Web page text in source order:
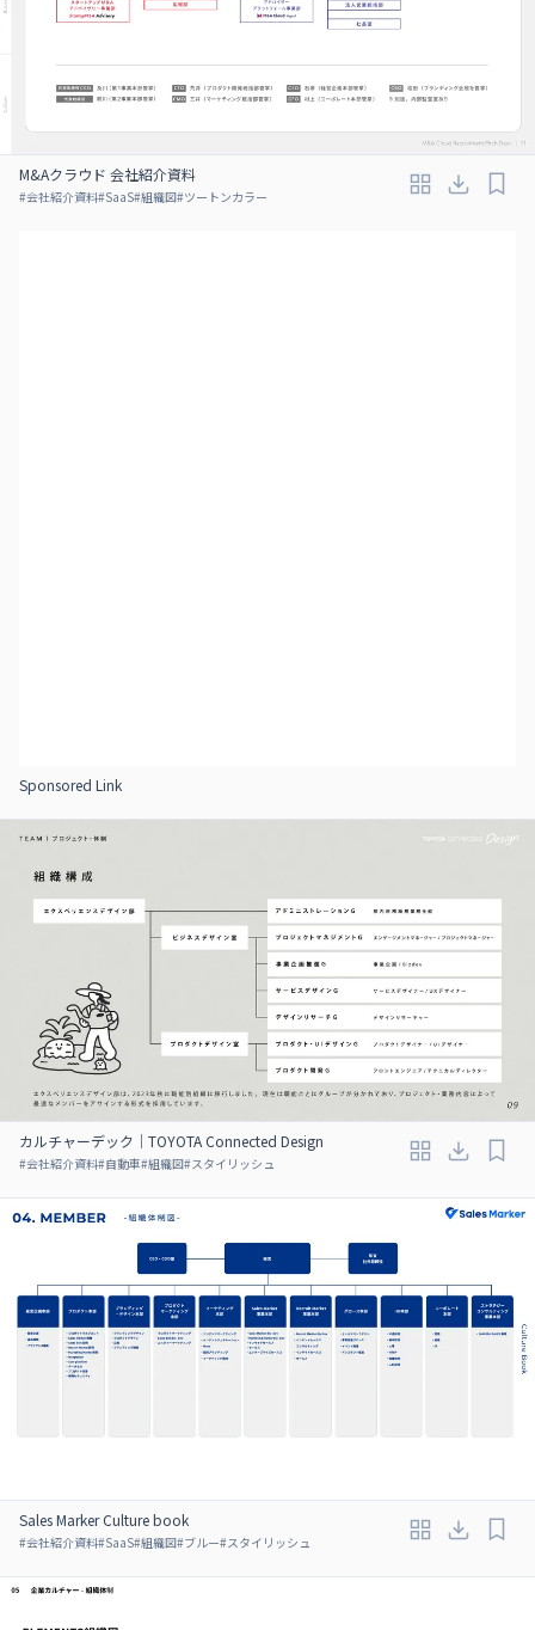
M&Aクラウド 会社紹介資料
#会社紹介資料#SaaS#組織図#ツートンカラー
Sponsored Link
カルチャーデック｜TOYOTA Connected Design
#会社紹介資料#自動車#組織図#スタイリッシュ
Sales Marker Culture book
#会社紹介資料#SaaS#組織図#ブルー#スタイリッシュ